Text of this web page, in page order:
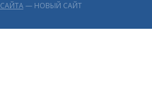
— НОВЫЙ САЙТ